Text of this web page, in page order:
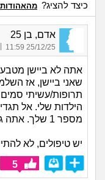
כיצד להציג? מהאהודות
אדם, בן 25
25/12/25 11:59
אתה לא ביישן
שאני ביישן, אז
תרופות/עשיתי סמים
הילדות שלי. אל
מספר 1 שלך. אתה גבר.
יש טיפולים, לא
5